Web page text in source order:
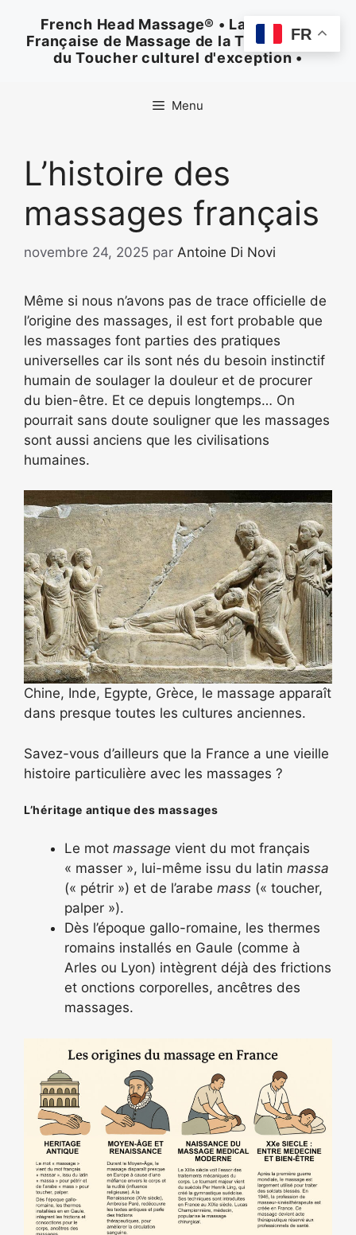
contenu
French Head Massage® • La Méthode
Française de Massage de la Tête • Un Art
du Toucher culturel d'exception •
Menu
L’histoire des
massages français
novembre 24, 2025 par Antoine Di Novi
Même si nous n’avons pas de trace officielle de
l’origine des massages, il est fort probable que
les massages font parties des pratiques
universelles car ils sont nés du besoin instinctif
humain de soulager la douleur et de procurer
du bien-être. Et ce depuis longtemps… On
pourrait sans doute souligner que les massages
sont aussi anciens que les civilisations
humaines.
Chine, Inde, Egypte, Grèce, le massage apparaît
dans presque toutes les cultures anciennes.
Savez-vous d’ailleurs que la France a une vieille
histoire particulière avec les massages ?
L’héritage antique des massages
Le mot massage vient du mot français
« masser », lui-même issu du latin massa
(« pétrir ») et de l’arabe mass (« toucher,
palper »).
Dès l’époque gallo-romaine, les thermes
romains installés en Gaule (comme à
Arles ou Lyon) intègrent déjà des frictions
et onctions corporelles, ancêtres des
massages.
FR